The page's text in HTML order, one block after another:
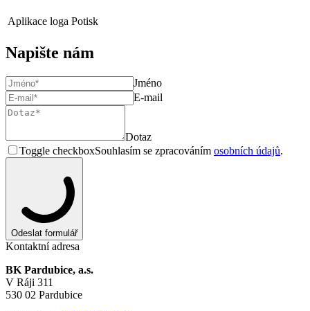
Aplikace loga Potisk
Napište nám
Jméno
E-mail
Dotaz
Toggle checkboxSouhlasím se zpracováním osobních údajů.
Odeslat formulář
Kontaktní adresa
BK Pardubice, a.s.
V Ráji 311
530 02 Pardubice